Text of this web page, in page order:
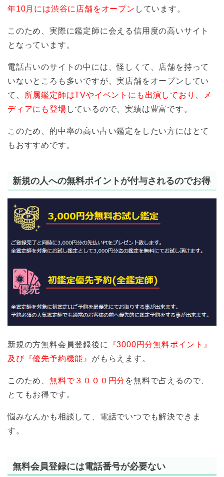
年10月には渋谷に店舗をオープン しています。
このため、実際に鑑定師に会える信用度の高いサイト
となっています。
電話占いのサイトの中には、怪しくて、店舗を持って
いないところも多いですが、実店舗をオープンしてい
て、
所属鑑定師はTVやイベントにも出演しており、メ
ディアにも登場 しているので、実績は豊富です。
このため、的中率の高い占い鑑定をしたい方にはとて
もおすすめです。
新規の人への無料ポイントが付与されるのでお得
新規の方無料会員登録後に
『3000円分無料ポイント』
及び『優先予約機能』 がもらえます。
このため、 無料で３０００円分 を無料で占えるので、
とてもお得です。
悩みなんかも相談して、電話でいつでも解決できま
す。
無料会員登録には電話番号が必要ない